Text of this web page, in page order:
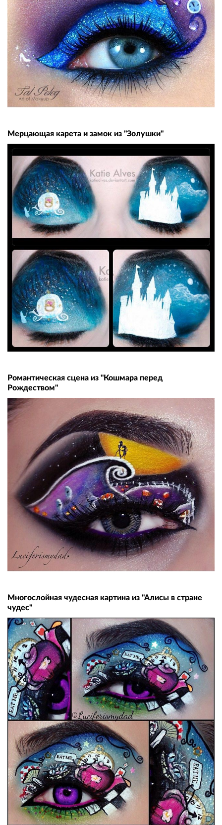
Мерцающая карета и замок из "Золушки"
Романтическая сцена из "Кошмара перед
Рождеством"
Многослойная чудесная картина из "Алисы в стране
чудес"